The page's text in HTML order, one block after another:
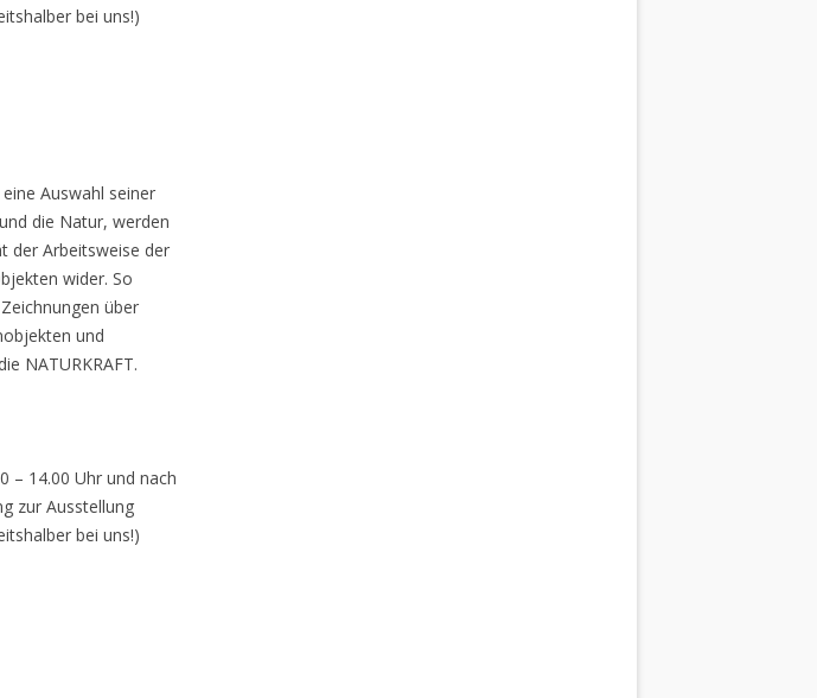
bei uns!)
Auswahl seiner
die Natur, werden
der Arbeitsweise der
wider. So
über
und
NATURKRAFT.
– 14.00 Uhr und nach
zur Ausstellung
bei uns!)